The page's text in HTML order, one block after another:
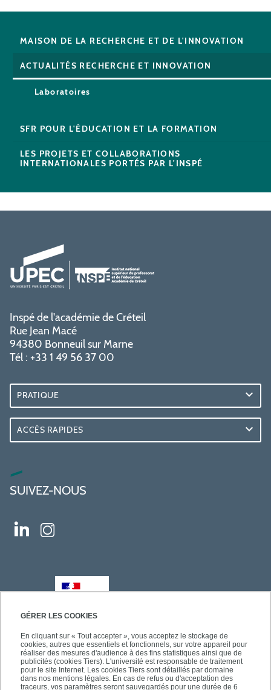
GÉRER LES COOKIES
En cliquant sur « Tout accepter », vous acceptez le stockage de
cookies, autres que essentiels et fonctionnels, sur votre appareil pour
réaliser des mesures d'audience à des fins statistiques ainsi que de
publicités (cookies Tiers). L'université est responsable de traitement
pour le site Internet. Les cookies Tiers sont détaillés par domaine
dans nos mentions légales. En cas de refus ou d'acceptation des
traceurs, vos paramètres seront sauvegardés pour une durée de 6
MAISON DE LA RECHERCHE ET DE L'INNOVATION
ACTUALITÉS RECHERCHE ET INNOVATION
Laboratoires
SFR POUR L'ÉDUCATION ET LA FORMATION
LES PROJETS ET COLLABORATIONS
INTERNATIONALES PORTÉS PAR L'INSPÉ
Inspé de l'académie de Créteil
Rue Jean Macé
94380 Bonneuil sur Marne
Tél : +33 1 49 56 37 00
PRATIQUE
ACCÈS RAPIDES
SUIVEZ-NOUS